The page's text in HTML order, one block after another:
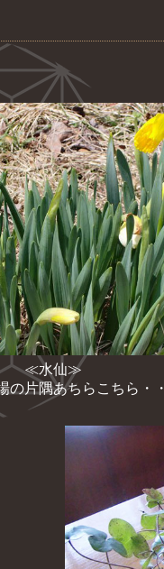
≪水仙≫
の片隅あちらこちら・・